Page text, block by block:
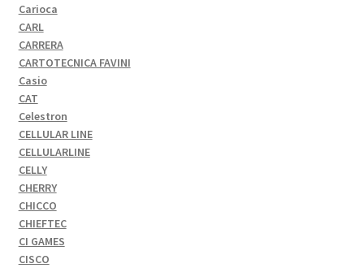
Carioca
CARL
CARRERA
CARTOTECNICA FAVINI
Casio
CAT
Celestron
CELLULAR LINE
CELLULARLINE
CELLY
CHERRY
CHICCO
CHIEFTEC
CI GAMES
CISCO